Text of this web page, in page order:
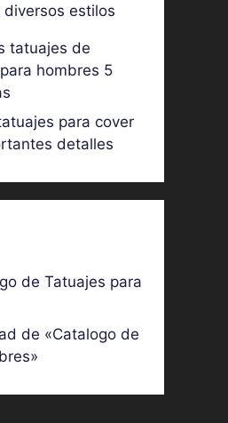
estilos
tatuajes de
hombres 5
para cover
detalles
de Tatuajes para
de «Catalogo de